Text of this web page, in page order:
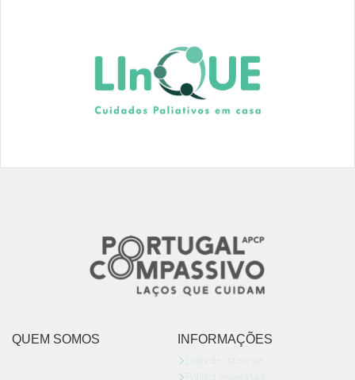
INFORMAÇÕES
Links de Interesse
QUEM SOMOS